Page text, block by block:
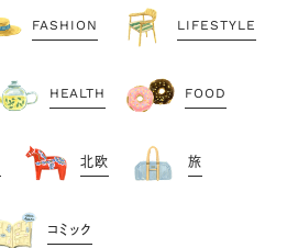
FASHION LIFESTYLE
HEALTH FOOD
北欧 旅
コミック